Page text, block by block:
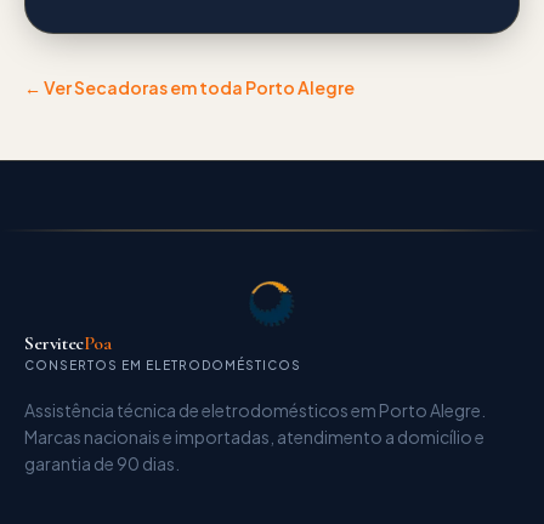
← VerSecadorasem toda Porto Alegre
ServitecPoa
CONSERTOS EM ELETRODOMÉSTICOS
Assistência técnica de eletrodomésticosem Porto Alegre.
Marcas nacionais e importadas, atendimento a domicílio e
garantia de 90 dias